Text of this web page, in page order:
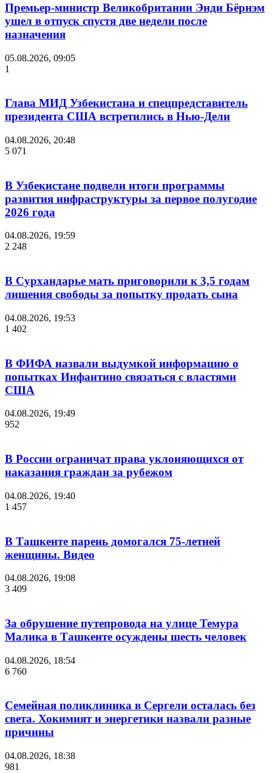
Премьер-министр Великобритании Энди Бёрнэм
ушел в отпуск спустя две недели после
назначения
05.08.2026, 09:05
1
Глава МИД Узбекистана и спецпредставитель
президента США встретились в Нью-Дели
04.08.2026, 20:48
5 071
В Узбекистане подвели итоги программы
развития инфраструктуры за первое полугодие
2026 года
04.08.2026, 19:59
2 248
В Сурхандарье мать приговорили к 3,5 годам
лишения свободы за попытку продать сына
04.08.2026, 19:53
1 402
В ФИФА назвали выдумкой информацию о
попытках Инфантино связаться с властями
США
04.08.2026, 19:49
952
В России ограничат права уклоняющихся от
наказания граждан за рубежом
04.08.2026, 19:40
1 457
В Ташкенте парень домогался 75-летней
женщины. Видео
04.08.2026, 19:08
3 409
За обрушение путепровода на улице Темура
Малика в Ташкенте осуждены шесть человек
04.08.2026, 18:54
6 760
Семейная поликлиника в Сергели осталась без
света. Хокимият и энергетики назвали разные
причины
04.08.2026, 18:38
981